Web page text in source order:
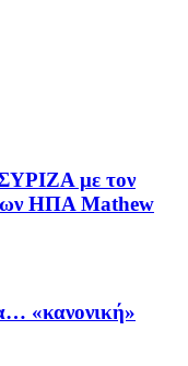
με τον
ΗΠΑ Mathew
«κανονική»